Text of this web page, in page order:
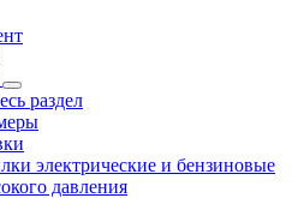
раздел
электрические и бензиновые
давления